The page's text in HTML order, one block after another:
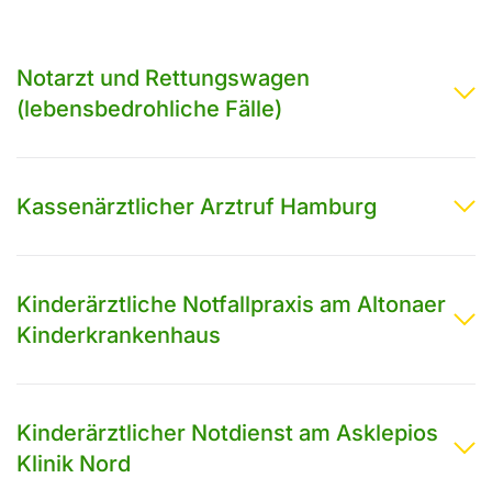
Notarzt und Rettungswagen
(lebensbedrohliche Fälle)
Kassenärztlicher Arztruf Hamburg
Kinderärztliche Notfallpraxis am Altonaer
Kinderkrankenhaus
Kinderärztlicher Notdienst am Asklepios
Klinik Nord